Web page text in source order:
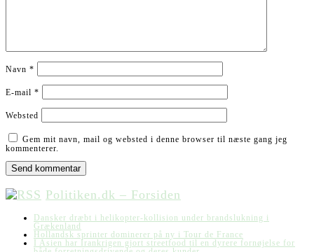
Navn *
E-mail *
Websted
Gem mit navn, mail og websted i denne browser til næste gang jeg
kommenterer.
Politiken.dk – Forsiden
Dansker dræbt i helikopter-kollision under brandslukning i
Grækenland
Hollandsk sprinter dominerer på ny i Tour de France
I Asien har Irankrigen gjort streetfood til en dyrere fornøjelse for